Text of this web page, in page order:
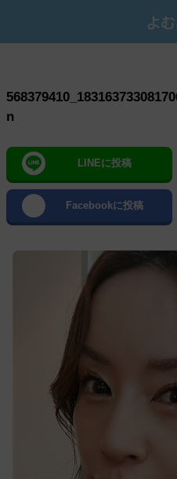
n
LINEに投稿
Facebookに投稿